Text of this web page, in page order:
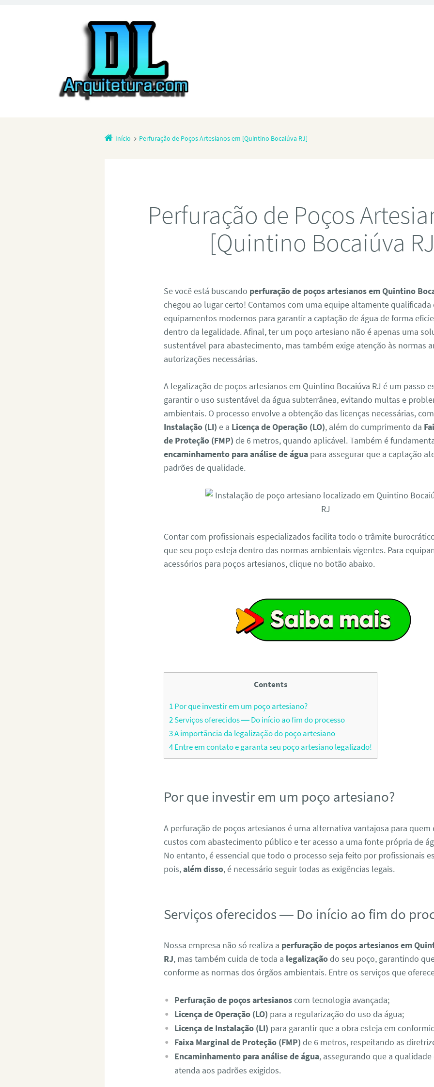
Início Perfuração de Poços Artesianos em [Quintino Bocaiúva RJ]
Perfuração de Poços
[Quintino Bocaiúva
Se você está buscando perfuração de poços artesianos em Quintino
chegou ao lugar certo! Contamos com uma equipe altamente qualificada
equipamentos modernos para garantir a captação de água de forma
dentro da legalidade. Afinal, ter um poço artesiano não é apenas uma
sustentável para abastecimento, mas também exige atenção às normas
autorizações necessárias.
A legalização de poços artesianos em Quintino Bocaiúva RJ é um passo
garantir o uso sustentável da água subterrânea, evitando multas e
ambientais. O processo envolve a obtenção das licenças necessárias,
Instalação (LI) e a Licença de Operação (LO), além do cumprimento da
de Proteção (FMP) de 6 metros, quando aplicável. Também é
encaminhamento para análise de água para assegurar que a captação
padrões de qualidade.
Contar com profissionais especializados facilita todo o trâmite
que seu poço esteja dentro das normas ambientais vigentes. Para
acessórios para poços artesianos, clique no botão abaixo.
Contents
1Por que investir em um poço artesiano?
2Serviços oferecidos — Do início ao fim do processo
3A importância da legalização do poço artesiano
4Entre em contato e garanta seu poço artesiano legalizado!
Por que investir em um poço artesiano?
A perfuração de poços artesianos é uma alternativa vantajosa para quem
custos com abastecimento público e ter acesso a uma fonte própria de
No entanto, é essencial que todo o processo seja feito por profissionais
pois,além disso, é necessário seguir todas as exigências legais.
Serviços oferecidos — Do início ao fim do
Nossa empresa não só realiza a perfuração de poços artesianos em
RJ, mas também cuida de toda a legalização do seu poço, garantindo
conforme as normas dos órgãos ambientais. Entre os serviços que
Perfuração de poços artesianoscom tecnologia avançada;
Licença de Operação (LO) para a regularização do uso da água;
Licença de Instalação (LI) para garantir que a obra esteja em
Faixa Marginal de Proteção (FMP) de 6 metros, respeitando as
Encaminhamento para análise de água, assegurando que a qualidade
atenda aos padrões exigidos.